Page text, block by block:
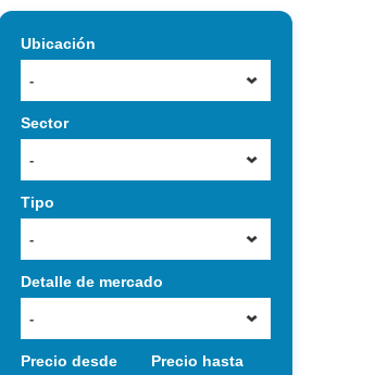
Ubicación
-
Sector
-
Tipo
-
Detalle de mercado
-
Precio desde Precio hasta